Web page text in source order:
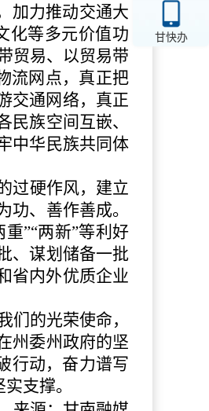
甘快办
加力推动交通大
化等多元价值功
贸易、以贸易带
流网点，真正把
交通网络，真正
族空间互嵌、
中华民族共同体
过硬作风，建立
、善作善成。
”“两新”等利好
、谋划储备一批
省内外优质企业
的光荣使命，
州委州政府的坚
行动，奋力谱写
支撑。